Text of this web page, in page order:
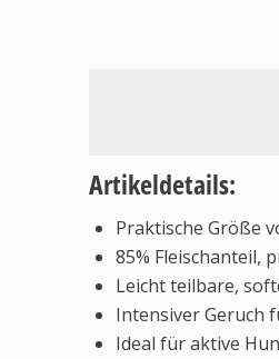
Artikeldetails:
Praktische Größe
85% Fleischanteil,
Leicht teilbare,
Intensiver Geruch
Ideal für aktive